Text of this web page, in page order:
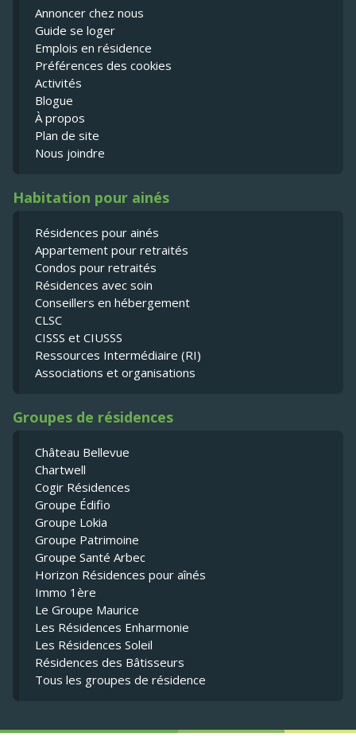
Annoncer chez nous
Guide se loger
Emplois en résidence
Préférences des cookies
Activités
Blogue
À propos
Plan de site
Nous joindre
Habitation pour ainés
Résidences pour ainés
Appartement pour retraités
Condos pour retraités
Résidences avec soin
Conseillers en hébergement
CLSC
CISSS et CIUSSS
Ressources Intermédiaire (RI)
Associations et organisations
Groupes de résidences
Château Bellevue
Chartwell
Cogir Résidences
Groupe Édifio
Groupe Lokia
Groupe Patrimoine
Groupe Santé Arbec
Horizon Résidences pour aînés
Immo 1ère
Le Groupe Maurice
Les Résidences Enharmonie
Les Résidences Soleil
Résidences des Bâtisseurs
Tous les groupes de résidence